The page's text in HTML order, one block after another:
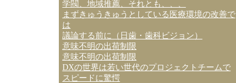
学閥、地域推薦、それとも、、、
まずきゅうきゅうとしている医療環境の改善で
は
議論する前に（日歯・歯科ビジョン）
意味不明の出荷制限
意味不明の出荷制限
DXの世界は若い世代のプロジェクトチームで
スピードに驚愕